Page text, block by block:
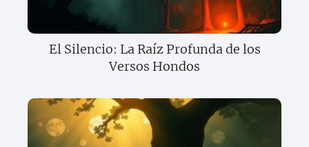
El Silencio: La Raíz Profunda de los
Versos Hondos